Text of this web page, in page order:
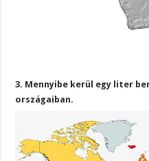
3. Mennyibe kerül egy liter
országaiban.